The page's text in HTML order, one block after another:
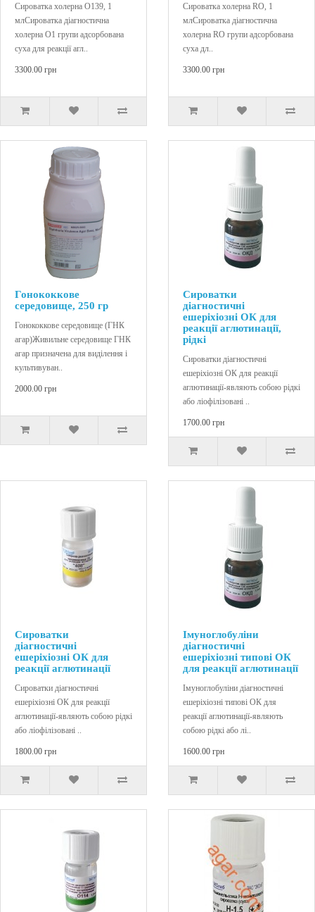
Сироватка холерна O139, 1
млСироватка діагностична
холерна О1 групи адсорбована
суха для реакції агл..
3300.00 грн
Сироватка холерна RO, 1
млСироватка діагностична
холерна RO групи адсорбована
суха дл..
3300.00 грн
Гонококкове
середовище, 250 гр
Гонококкове середовище (ГНК
агар)Живильне середовище ГНК
агар призначена для виділення і
культивуван..
2000.00 грн
Сироватки
діагностичні
ешеріхіозні ОК для
реакції аглютинації,
рідкі
Сироватки діагностичні
ешеріхіозні ОК для реакції
аглютинації-являють собою рідкі
або ліофілізовані ..
1700.00 грн
Сироватки
діагностичні
ешеріхіозні ОК для
реакції аглютинації
Сироватки діагностичні
ешеріхіозні ОК для реакції
аглютинації-являють собою рідкі
або ліофілізовані ..
1800.00 грн
Імуноглобуліни
діагностичні
ешеріхіозні типові ОК
для реакції аглютинації
Імуноглобуліни діагностичні
ешеріхіозні типові ОК для
реакції аглютинації-являють
собою рідкі або лі..
1600.00 грн